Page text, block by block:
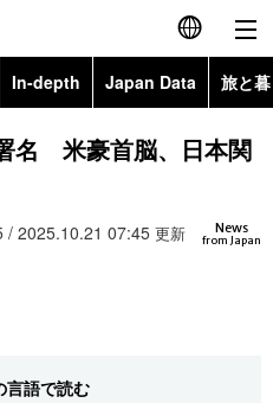
English
简体字
In-depth Japan Data 旅と
Topics
名 米豪首脳、日本関
News
from Japan
/ 2025.10.21 07:45 更新
言語で読む